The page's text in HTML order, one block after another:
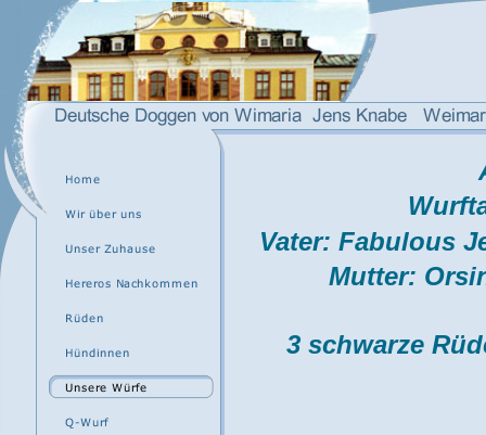
Vater: Fabulous
Mutter:
3 schwarze